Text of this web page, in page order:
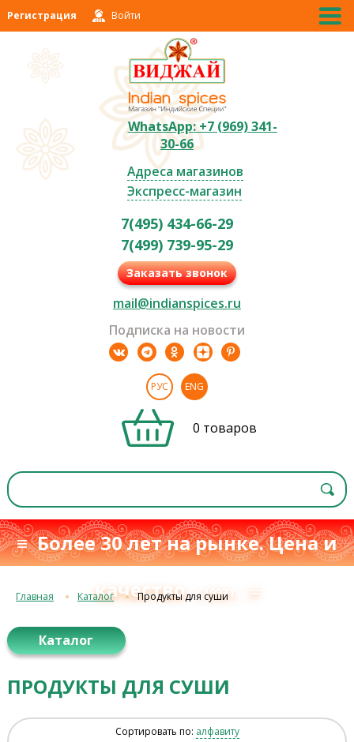
Регистрация Войти
WhatsApp: +7 (969) 341-
30-66
Адреса магазинов
Экспресс-магазин
7(495) 434-66-29
7(499) 739-95-29
Заказать звонок
mail@indianspices.ru
Подписка на новости
РУС ENG
0 товаров
≡ Более 30 лет на рынке. Цена и
качествос 1993 г. ≡
Главная Каталог Продукты для суши
Каталог
ПРОДУКТЫ ДЛЯ СУШИ
Сортировать по: алфавиту